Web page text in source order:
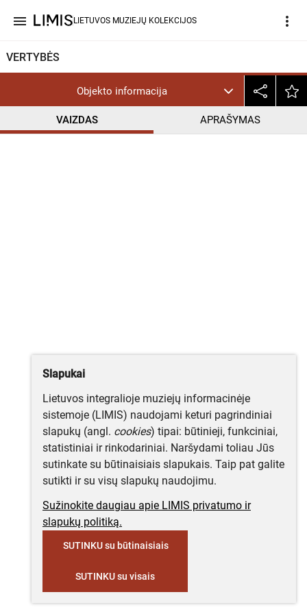
menu LIETUVOS MUZIEJŲ KOLEKCIJOS more_vert
VERTYBĖS
Objekto informacija
VAIZDAS APRAŠYMAS
Slapukai
Lietuvos integralioje muziejų informacinėje
sistemoje (LIMIS) naudojami keturi pagrindiniai
slapukų (angl. cookies) tipai: būtinieji, funkciniai,
statistiniai ir rinkodariniai. Naršydami toliau Jūs
sutinkate su būtinaisiais slapukais. Taip pat galite
sutikti ir su visų slapukų naudojimu.
Sužinokite daugiau apie LIMIS privatumo ir
slapukų politiką.
SUTINKU su būtinaisiais
SUTINKU su visais